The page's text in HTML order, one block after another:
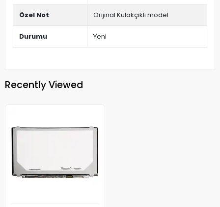
Özel Not Orijinal Kulakçıklı model
Durumu Yeni
Recently Viewed